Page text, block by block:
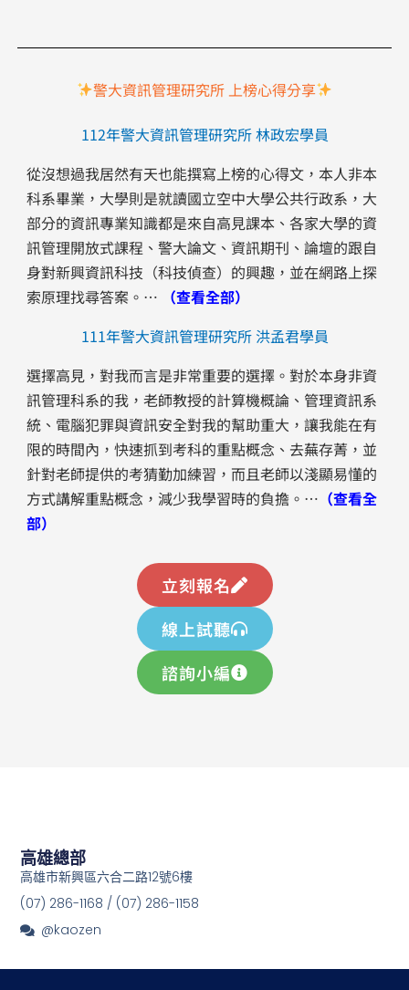
警大資訊管理研究所 上榜心得分享
112年警大資訊管理研究所 林政宏學員
從沒想過我居然有天也能撰寫上榜的心得文，本人非本
科系畢業，大學則是就讀國立空中大學公共行政系，大
部分的資訊專業知識都是來自高見課本、各家大學的資
訊管理開放式課程、警大論文、資訊期刊、論壇的跟自
身對新興資訊科技（科技偵查）的興趣，並在網路上探
索原理找尋答案。…
（查看全部）
111年警大資訊管理研究所 洪孟君學員
選擇高見，對我而言是非常重要的選擇。對於本身非資
訊管理科系的我，老師教授的計算機概論、管理資訊系
統、電腦犯罪與資訊安全對我的幫助重大，讓我能在有
限的時間內，快速抓到考科的重點概念、去蕪存菁，並
針對老師提供的考猜勤加練習，而且老師以淺顯易懂的
方式講解重點概念，減少我學習時的負擔。… （查看全
部）
立刻報名
線上試聽
諮詢小編
高雄總部
高雄市新興區六合二路12號6樓
(07) 286-1168 / (07) 286-1158
@kaozen